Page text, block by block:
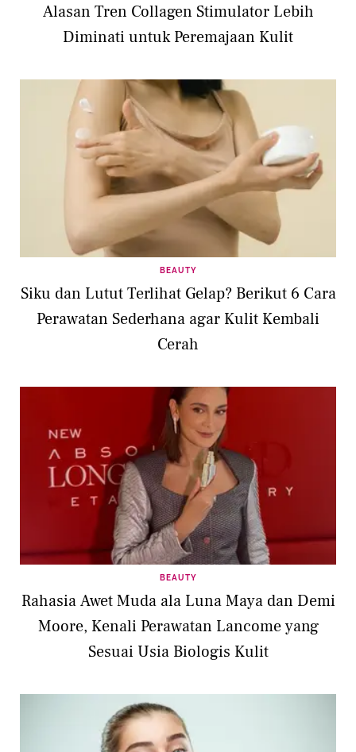
Alasan Tren Collagen Stimulator Lebih
Diminati untuk Peremajaan Kulit
BEAUTY
Siku dan Lutut Terlihat Gelap? Berikut 6 Cara
Perawatan Sederhana agar Kulit Kembali
Cerah
BEAUTY
Rahasia Awet Muda ala Luna Maya dan Demi
Moore, Kenali Perawatan Lancome yang
Sesuai Usia Biologis Kulit